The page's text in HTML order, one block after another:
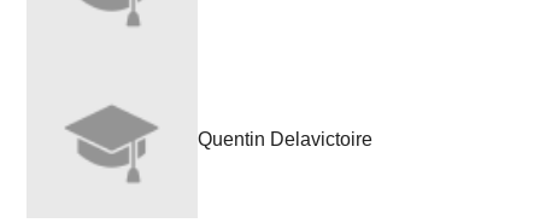
Quentin Delavictoire